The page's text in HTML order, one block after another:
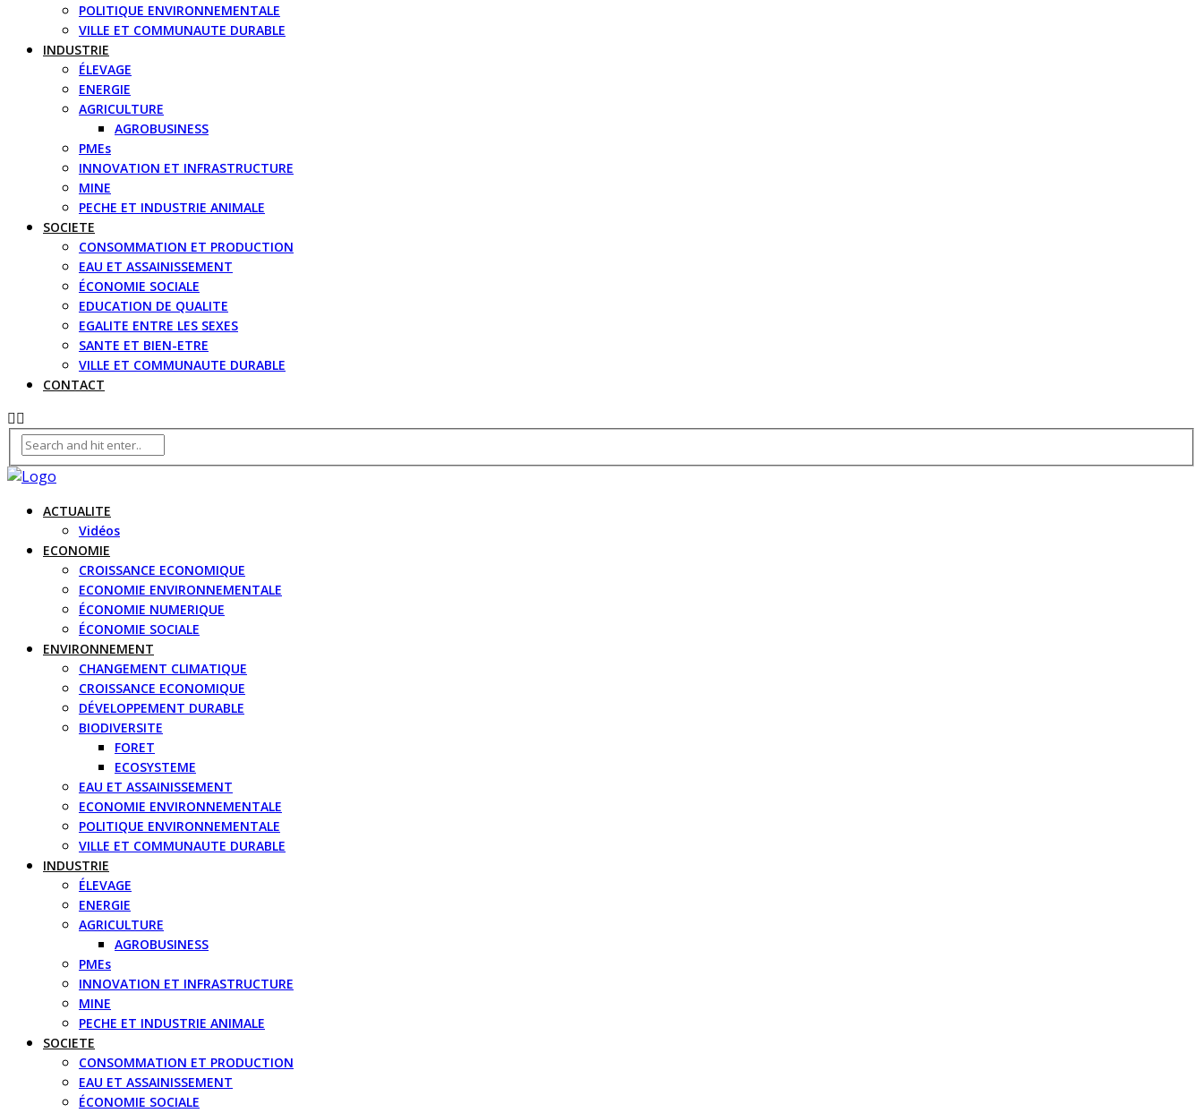
POLITIQUE ENVIRONNEMENTALE
VILLE ET COMMUNAUTE DURABLE
INDUSTRIE
ÉLEVAGE
ENERGIE
AGRICULTURE
AGROBUSINESS
PMEs
INNOVATION ET INFRASTRUCTURE
MINE
PECHE ET INDUSTRIE ANIMALE
SOCIETE
CONSOMMATION ET PRODUCTION
EAU ET ASSAINISSEMENT
ÉCONOMIE SOCIALE
EDUCATION DE QUALITE
EGALITE ENTRE LES SEXES
SANTE ET BIEN-ETRE
VILLE ET COMMUNAUTE DURABLE
CONTACT
ACTUALITE
Vidéos
ECONOMIE
CROISSANCE ECONOMIQUE
ECONOMIE ENVIRONNEMENTALE
ÉCONOMIE NUMERIQUE
ÉCONOMIE SOCIALE
ENVIRONNEMENT
CHANGEMENT CLIMATIQUE
CROISSANCE ECONOMIQUE
DÉVELOPPEMENT DURABLE
BIODIVERSITE
FORET
ECOSYSTEME
EAU ET ASSAINISSEMENT
ECONOMIE ENVIRONNEMENTALE
POLITIQUE ENVIRONNEMENTALE
VILLE ET COMMUNAUTE DURABLE
INDUSTRIE
ÉLEVAGE
ENERGIE
AGRICULTURE
AGROBUSINESS
PMEs
INNOVATION ET INFRASTRUCTURE
MINE
PECHE ET INDUSTRIE ANIMALE
SOCIETE
CONSOMMATION ET PRODUCTION
EAU ET ASSAINISSEMENT
ÉCONOMIE SOCIALE